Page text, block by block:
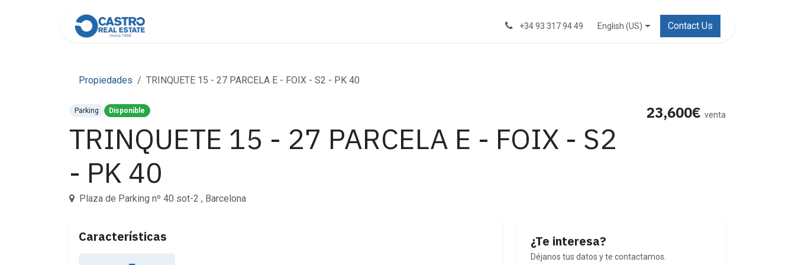
+34 93 317 94 49 English (US) Contact Us
Propiedades TRINQUETE 15 - 27 PARCELA E - FOIX - S2 - PK 40
Parking Disponible
TRINQUETE 15 - 27 PARCELA E - FOIX - S2
- PK 40
Plaza de Parking nº 40 sot-2 , Barcelona
23,600€ venta
Características ¿Te interesa?
Déjanos tus datos y te contactamos.